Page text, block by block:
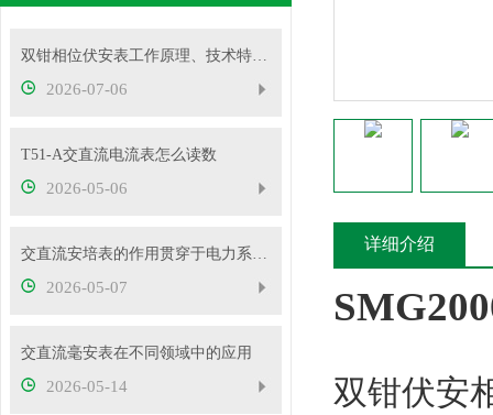
双钳相位伏安表工作原理、技术特性与电力现场应用解析
2026-07-06
T51-A交直流电流表怎么读数
2026-05-06
交直流安培表的作用贯穿于电力系统的方方面面
2026-05-07
交直流毫安表在不同领域中的应用
2026-05-14
详细介绍
双钳伏安